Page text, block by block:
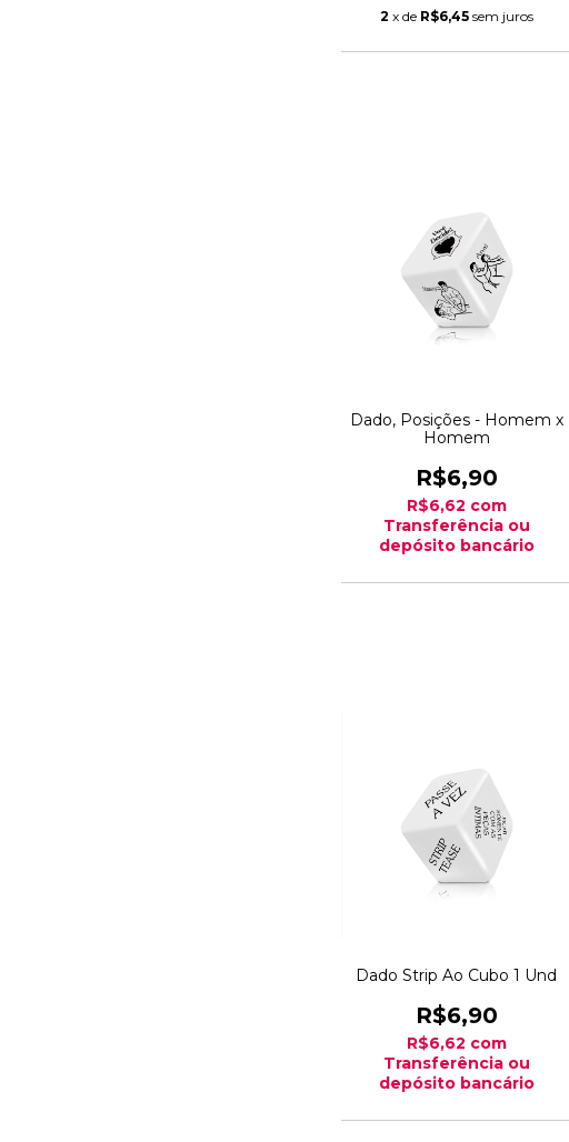
2 x de R$6,45 sem juros
Dado, Posições - Homem x
Homem
R$6,90
R$6,62 com
Transferência ou
depósito bancário
Dado Strip Ao Cubo 1 Und
R$6,90
R$6,62 com
Transferência ou
depósito bancário